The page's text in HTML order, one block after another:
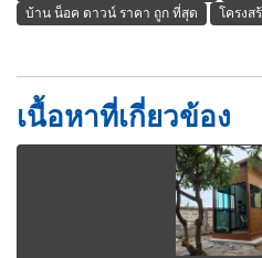
บ้าน น็อค ดาวน์ ราคา ถูก ที่สุด
โครงส
เนื้อหาที่เกี่ยวข้อง